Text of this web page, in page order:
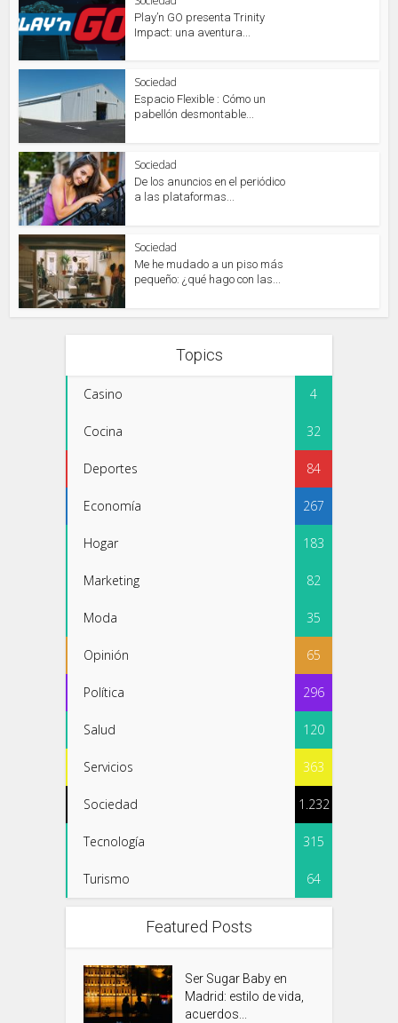
Play’n GO presenta Trinity
Impact: una aventura...
Sociedad
Espacio Flexible : Cómo un
pabellón desmontable...
Sociedad
De los anuncios en el periódico
a las plataformas...
Sociedad
Me he mudado a un piso más
pequeño: ¿qué hago con las...
Topics
Casino 4
Cocina 32
Deportes 84
Economía 267
Hogar 183
Marketing 82
Moda 35
Opinión 65
Política 296
Salud 120
Servicios 363
Sociedad 1.232
Tecnología 315
Turismo 64
Featured Posts
Ser Sugar Baby en
Madrid: estilo de vida,
acuerdos...